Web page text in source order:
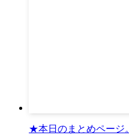
★本日のまとめページ